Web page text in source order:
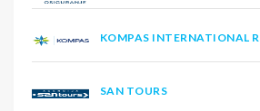
KOMPAS INTERNATIONAL
SAN TOURS